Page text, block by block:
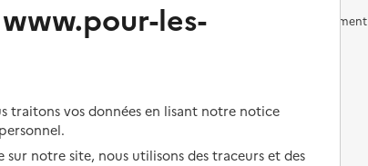
Vivre en accueil familial
Prévention, accompagnement
Droits en EHPAD
Fin de vie en EHPAD
les-
traitons vos données en lisant notre notice
notre site, nous utilisons des traceurs et des